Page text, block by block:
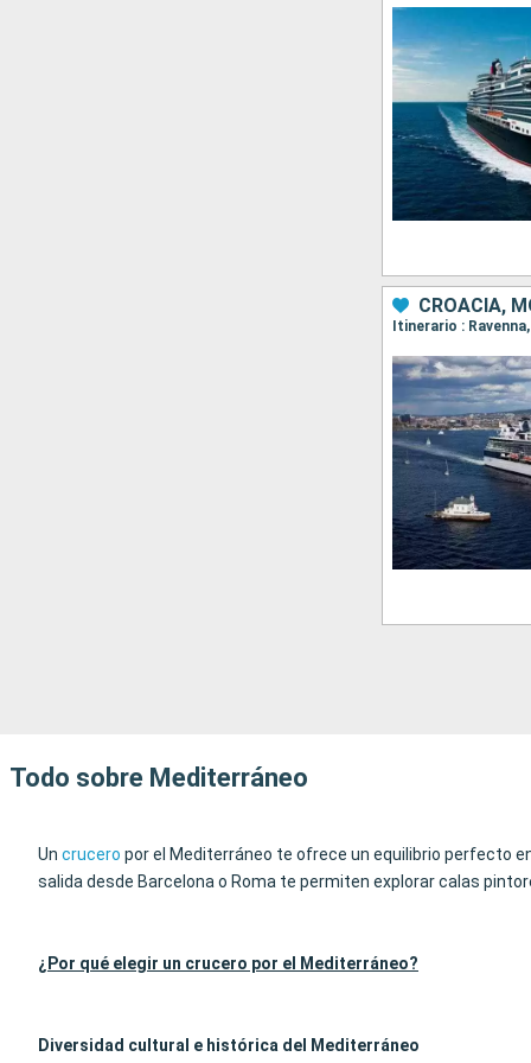
CROACIA,
Itinerario :
Todo sobre Mediterráneo
Un crucero por el Mediterráneo te ofrece un equilibrio perfecto
salida desde Barcelona o Roma te permiten explorar calas
¿Por qué elegir un crucero por el Mediterráneo?
Diversidad cultural e histórica del Mediterráneo